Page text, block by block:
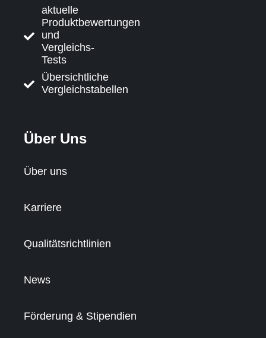
aktuelle
Produktbewertungen
und
Vergleichs-
Tests
Übersichtliche
Vergleichstabellen
Über Uns
Über uns
Karriere
Qualitätsrichtlinien
News
Förderung & Stipendien